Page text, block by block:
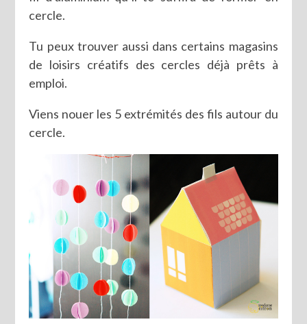
cercle.
Tu peux trouver aussi dans certains magasins
de loisirs créatifs des cercles déjà prêts à
emploi.
Viens nouer les 5 extrémités des fils autour du
cercle.